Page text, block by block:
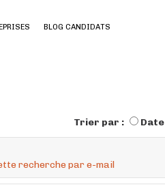
BLOG CANDIDATS
Trier par : Date
recherche par e-mail